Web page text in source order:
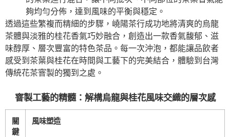
夠均勻分佈，達到風味的平衡與穩定。
透過這些繁複而精細的步驟，嶢陽茶行成功地將清爽的烏龍
茶體與淡雅的桂花香氣巧妙融合，創造出一款香氣馥郁、滋
味醇厚、層次豐富的特色茶品。每一次沖泡，都能讓品飲者
感受到茶葉與桂花在時間與工藝下的完美結合，體驗到台灣
傳統花茶窨製的獨到之處。
窨製工藝的精髓：解構烏龍與桂花風味交織的層次感
關
鍵
風味塑造